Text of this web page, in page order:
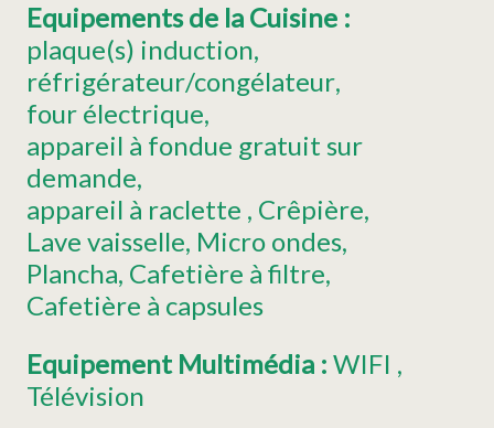
Equipements de la Cuisine :
plaque(s) induction
réfrigérateur/congélateur
four électrique
appareil à fondue gratuit sur
demande
appareil à raclette Crêpière
Lave vaisselle Micro ondes
Plancha Cafetière à filtre
Cafetière à capsules
Equipement Multimédia : WIFI
Télévision